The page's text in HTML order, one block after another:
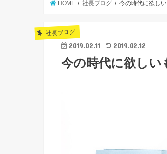
HOME 社長ブログ 今の時代に欲し
社長ブログ
2019.02.11 2019.02.12
今の時代に欲しい